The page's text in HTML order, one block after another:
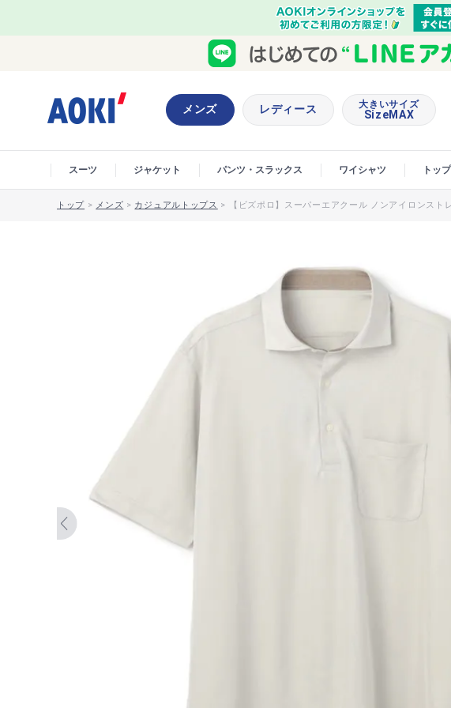
メンズ レディース 大きいサイズ
SizeMAX
スーツ ジャケット パンツ・スラックス ワイシャツ トッ
トップ > メンズ > カジュアルトップス > 【ビズポロ】スーパーエアクール ノンアイロンス